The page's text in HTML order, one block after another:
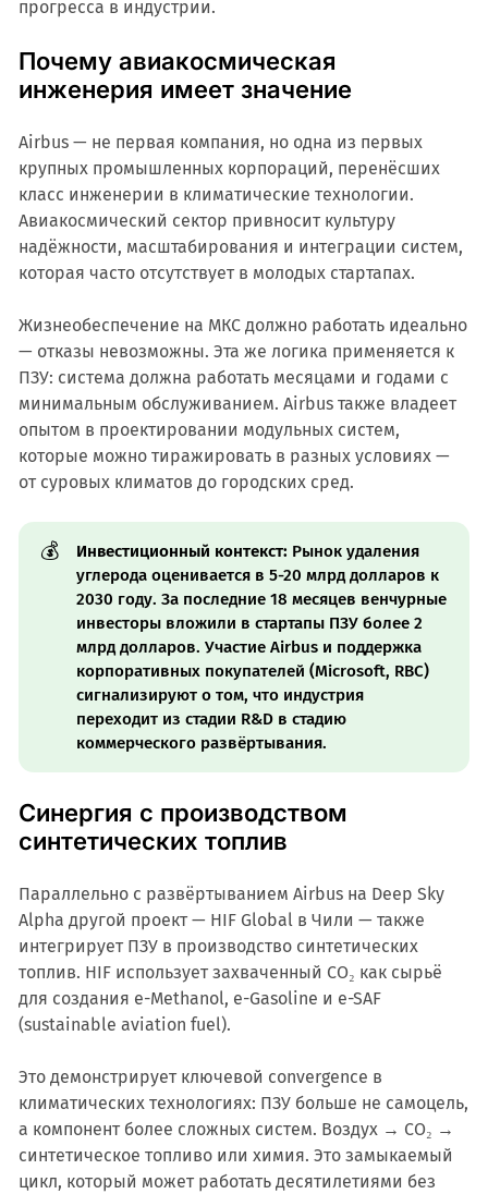
прогресса в индустрии.
Почему авиакосмическая
инженерия имеет значение
Airbus — не первая компания, но одна из первых
крупных промышленных корпораций, перенёсших
класс инженерии в климатические технологии.
Авиакосмический сектор привносит культуру
надёжности, масштабирования и интеграции систем,
которая часто отсутствует в молодых стартапах.
Жизнеобеспечение на МКС должно работать идеально
— отказы невозможны. Эта же логика применяется к
ПЗУ: система должна работать месяцами и годами с
минимальным обслуживанием. Airbus также владеет
опытом в проектировании модульных систем,
которые можно тиражировать в разных условиях —
от суровых климатов до городских сред.
💰 Инвестиционный контекст: Рынок удаления
углерода оценивается в 5-20 млрд долларов к
2030 году. За последние 18 месяцев венчурные
инвесторы вложили в стартапы ПЗУ более 2
млрд долларов. Участие Airbus и поддержка
корпоративных покупателей (Microsoft, RBC)
сигнализируют о том, что индустрия
переходит из стадии R&D в стадию
коммерческого развёртывания.
Синергия с производством
синтетических топлив
Параллельно с развёртыванием Airbus на Deep Sky
Alpha другой проект — HIF Global в Чили — также
интегрирует ПЗУ в производство синтетических
топлив. HIF использует захваченный CO₂ как сырьё
для создания e-Methanol, e-Gasoline и e-SAF
(sustainable aviation fuel).
Это демонстрирует ключевой convergence в
климатических технологиях: ПЗУ больше не самоцель,
а компонент более сложных систем. Воздух → CO₂ →
синтетическое топливо или химия. Это замыкаемый
цикл, который может работать десятилетиями без